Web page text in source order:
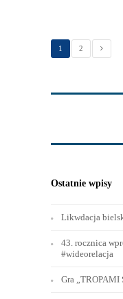
1 2
Ostatnie wpisy
Likwdacja
43. rocznica
#wideorelacja
Gra